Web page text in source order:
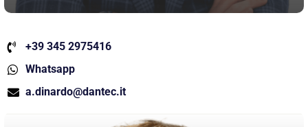
+39 345 2975416
Whatsapp
a.dinardo@dantec.it